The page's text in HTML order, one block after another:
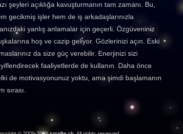
şeyleri açıklığa kavuşturmanın tam zamanı. Bu,
gecikmiş işler hem de iş arkadaşlarınızla
yanlış anlamalar için geçerli. Özgüveniniz
hoş ve cazip geliyor. Gözlerinizi açın. Eski
da size güç verebilir. Enerjinizi sizi
faaliyetlerde de kullanın. Daha önce
de motivasyonunuz yoktu, ama şimdi başlamanın
sırası.